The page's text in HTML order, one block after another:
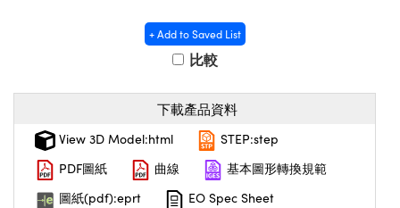
Components | SCHOTT 光學
+ Add to Saved List
比較
下載產品資料
View 3D Model:html
STEP:step
PDF圖紙
曲線
基本圖形轉換規範
圖紙(pdf):eprt
EO Spec Sheet